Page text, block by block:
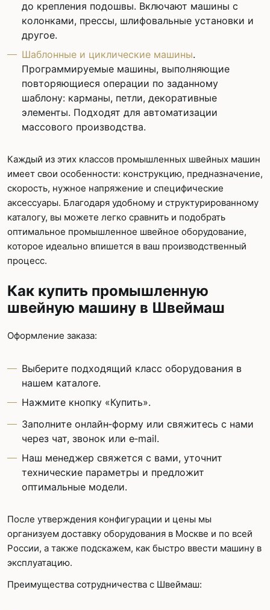
до крепления подошвы. Включают машины с
колонками, прессы, шлифовальные установки и
другое.
Шаблонные и циклические машины.
Программируемые машины, выполняющие
повторяющиеся операции по заданному
шаблону: карманы, петли, декоративные
элементы. Подходят для автоматизации
массового производства.
Каждый из этих классов промышленных швейных машин
имеет свои особенности: конструкцию, предназначение,
скорость, нужное напряжение и специфические
аксессуары. Благодаря удобному и структурированному
каталогу, вы можете легко сравнить и подобрать
оптимальное промышленное швейное оборудование,
которое идеально впишется в ваш производственный
процесс.
Как купить промышленную
швейную машину в Швеймаш
Оформление заказа:
Выберите подходящий класс оборудования в
нашем каталоге.
Нажмите кнопку «Купить».
Заполните онлайн‑форму или свяжитесь с нами
через чат, звонок или e‑mail.
Наш менеджер свяжется с вами, уточнит
технические параметры и предложит
оптимальные модели.
После утверждения конфигурации и цены мы
организуем доставку оборудования в Москве и по всей
России, а также подскажем, как быстро ввести машину в
эксплуатацию.
Преимущества сотрудничества с Швеймаш: